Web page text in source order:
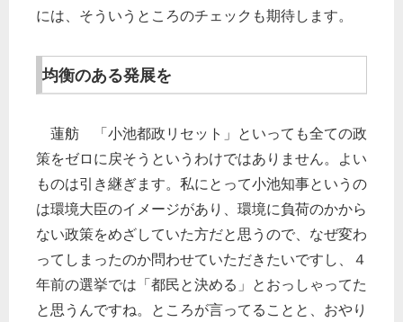
には、そういうところのチェックも期待します。
均衡のある発展を
蓮舫 「小池都政リセット」といっても全ての政
策をゼロに戻そうというわけではありません。よい
ものは引き継ぎます。私にとって小池知事というの
は環境大臣のイメージがあり、環境に負荷のかから
ない政策をめざしていた方だと思うので、なぜ変わ
ってしまったのか問わせていただきたいですし、４
年前の選挙では「都民と決める」とおっしゃってた
と思うんですね。ところが言ってることと、おやり